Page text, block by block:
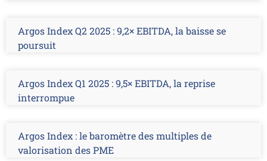
Argos Index Q2 2025 : 9,2× EBITDA, la baisse se
poursuit
Argos Index Q1 2025 : 9,5× EBITDA, la reprise
interrompue
Argos Index : le baromètre des multiples de
valorisation des PME